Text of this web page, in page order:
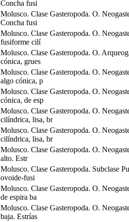
Concha fusi
Molusco. Clase Gasteropoda. O.
Concha fusi
Molusco. Clase Gasteropoda. O.
fusiforme cilí
Molusco. Clase Gasteropoda. O.
cónica, grues
Molusco. Clase Gasteropoda. O.
algo cónica, p
Molusco. Clase Gasteropoda. O.
cónica, de esp
Molusco. Clase Gasteropoda. O.
cilíndrica, lisa, br
Molusco. Clase Gasteropoda. O.
cilíndrica, lisa, br
Molusco. Clase Gasteropoda. O.
alto. Estr
Molusco. Clase Gasteropoda. Subclase
ovoide-fusi
Molusco. Clase Gasteropoda. O.
de espira ba
Molusco. Clase Gasteropoda. O.
baja. Estrías